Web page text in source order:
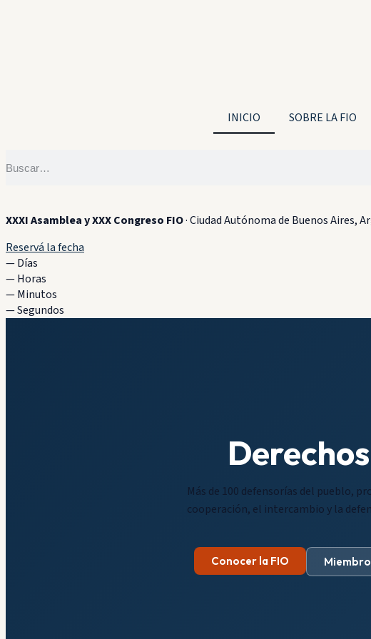
INICIO SOBRE LA FIO
XXXI Asamblea y XXX Congreso FIO·Ciudad Autónoma de Buenos Aires,
Reservá la fecha
—Días
—Horas
—Minutos
—Segundos
Más de 100 defensorías del pueblo,
cooperación, el intercambio y la
Conocer la FIO